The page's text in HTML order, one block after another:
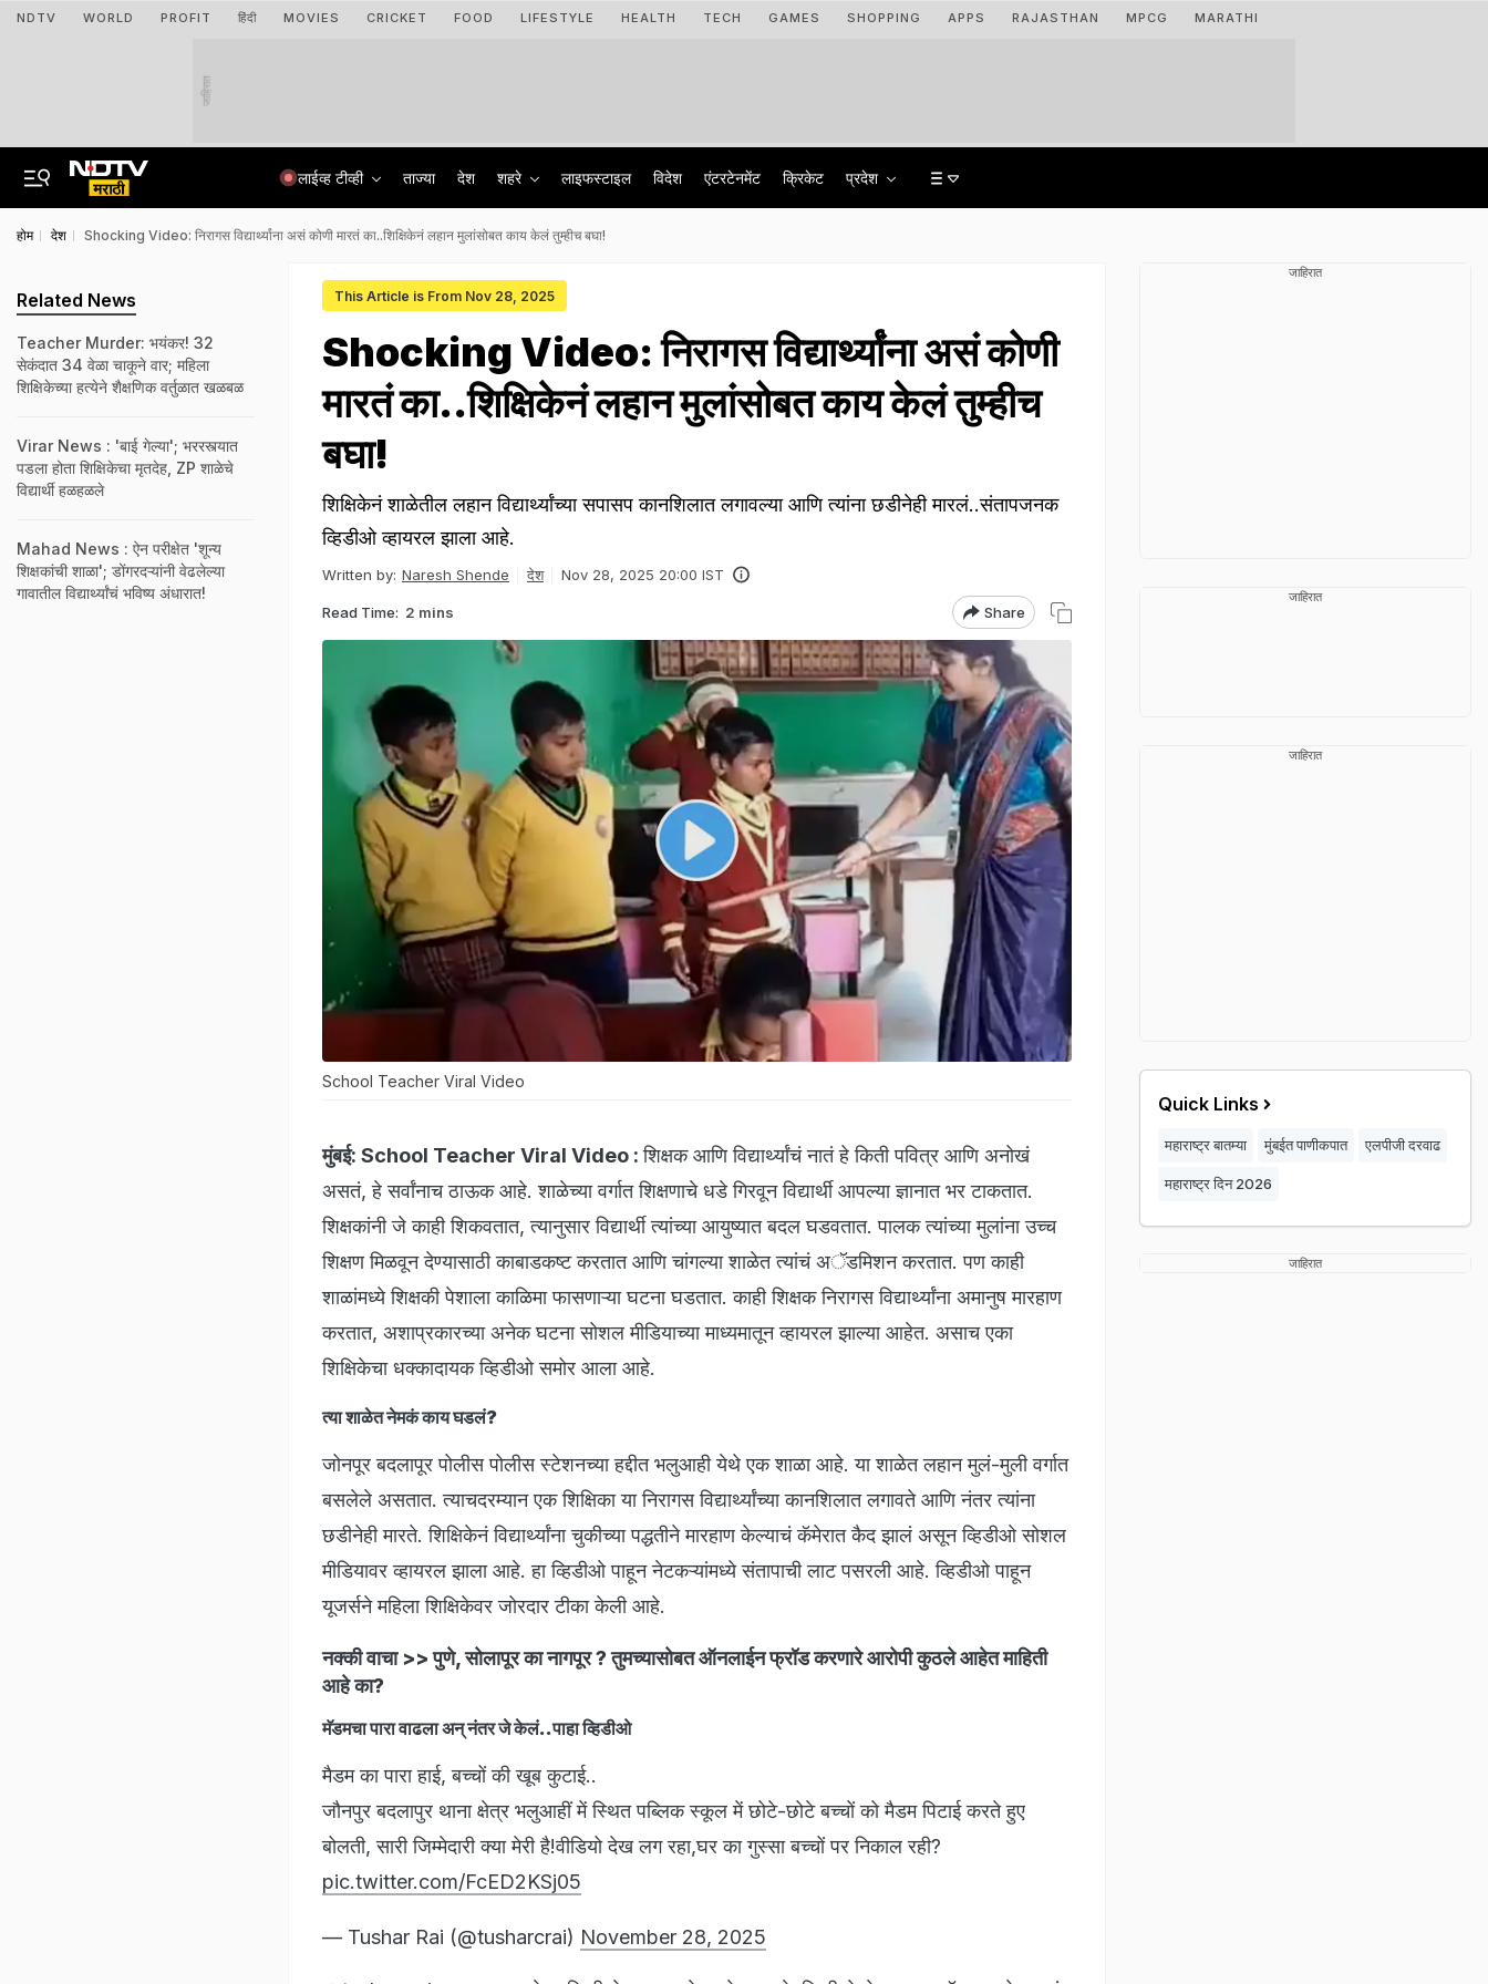
NDTV WORLD PROFIT हिंदी MOVIES CRICKET FOOD LIFESTYLE HEALTH TECH GAMES SHOPPING APPS RAJASTHAN MPCG MARATHI
जाहिरात
लाईव्ह टीव्ही ताज्या देश शहरे लाइफस्टाइल विदेश एंटरटेनमेंट क्रिकेट प्रदेश
होम देश Shocking Video: निरागस विद्यार्थ्यांना असं कोणी मारतं का..शिक्षिकेनं लहान मुलांसोबत काय केलं तुम्हीच बघा!
This Article is From Nov 28, 2025
Shocking Video: निरागस विद्यार्थ्यांना असं कोणी
मारतं का..शिक्षिकेनं लहान मुलांसोबत काय केलं तुम्हीच
बघा!
शिक्षिकेनं शाळेतील लहान विद्यार्थ्यांच्या सपासप कानशिलात लगावल्या आणि त्यांना छडीनेही मारलं..संतापजनक
व्हिडीओ व्हायरल झाला आहे.
Written by: Naresh Shende देश Nov 28, 2025 20:00 IST
Read Time: 2 mins Share
School Teacher Viral Video
मुंबई: School Teacher Viral Video :शिक्षक आणि विद्यार्थ्यांचं नातं हे किती पवित्र आणि अनोखं
असतं, हे सर्वांनाच ठाऊक आहे. शाळेच्या वर्गात शिक्षणाचे धडे गिरवून विद्यार्थी आपल्या ज्ञानात भर टाकतात.
शिक्षकांनी जे काही शिकवतात, त्यानुसार विद्यार्थी त्यांच्या आयुष्यात बदल घडवतात. पालक त्यांच्या मुलांना उच्च
शिक्षण मिळवून देण्यासाठी काबाडकष्ट करतात आणि चांगल्या शाळेत त्यांचं अॅडमिशन करतात. पण काही
शाळांमध्ये शिक्षकी पेशाला काळिमा फासणाऱ्या घटना घडतात. काही शिक्षक निरागस विद्यार्थ्यांना अमानुष मारहाण
करतात, अशाप्रकारच्या अनेक घटना सोशल मीडियाच्या माध्यमातून व्हायरल झाल्या आहेत. असाच एका
शिक्षिकेचा धक्कादायक व्हिडीओ समोर आला आहे.
त्या शाळेत नेमकं काय घडलं?
जोनपूर बदलापूर पोलीस पोलीस स्टेशनच्या हद्दीत भलुआही येथे एक शाळा आहे. या शाळेत लहान मुलं-मुली वर्गात
बसलेले असतात. त्याचदरम्यान एक शिक्षिका या निरागस विद्यार्थ्यांच्या कानशि‍लात लगावते आणि नंतर त्यांना
छडीनेही मारते. शिक्षिकेनं विद्यार्थ्यांना चुकीच्या पद्धतीने मारहाण केल्याचं कॅमेरात कैद झालं असून व्हिडीओ सोशल
मीडियावर व्हायरल झाला आहे. हा व्हिडीओ पाहून नेटकऱ्यांमध्ये संतापाची लाट पसरली आहे. व्हिडीओ पाहून
यूजर्सने महिला शिक्षिकेवर जोरदार टीका केली आहे.
नक्की वाचा >>पुणे, सोलापूर का नागपूर ? तुमच्यासोबत ऑनलाईन फ्रॉड करणारे आरोपी कुठले आहेत माहिती
आहे का?
मॅडमचा पारा वाढला अन् नंतर जे केलं..पाहा व्हिडीओ
मैडम का पारा हाई, बच्चों की खूब कुटाई..
जौनपुर बदलापुर थाना क्षेत्र भलुआहीं में स्थित पब्लिक स्कूल में छोटे-छोटे बच्चों को मैडम पिटाई करते हुए
बोलती, सारी जिम्मेदारी क्या मेरी है!वीडियो देख लग रहा,घर का गुस्सा बच्चों पर निकाल रही?
pic.twitter.com/FcED2KSj05
— Tushar Rai (@tusharcrai) November 28, 2025
Related News
Teacher Murder: भयंकर! 32
सेकंदात 34 वेळा चाकूने वार; महिला
शिक्षिकेच्या हत्येने शैक्षणिक वर्तुळात खळबळ
Virar News : 'बाई गेल्या'; भररस्त्यात
पडला होता शिक्षिकेचा मृतदेह, ZP शाळेचे
विद्यार्थी हळहळले
Mahad News : ऐन परीक्षेत 'शून्य
शिक्षकांची शाळा'; डोंगरदऱ्यांनी वेढलेल्या
गावातील विद्यार्थ्यांचं भविष्य अंधारात!
जाहिरात
जाहिरात
जाहिरात
Quick Links
महाराष्ट्र बातम्या मुंबईत पाणीकपात एलपीजी दरवाढ
महाराष्ट्र दिन 2026
जाहिरात